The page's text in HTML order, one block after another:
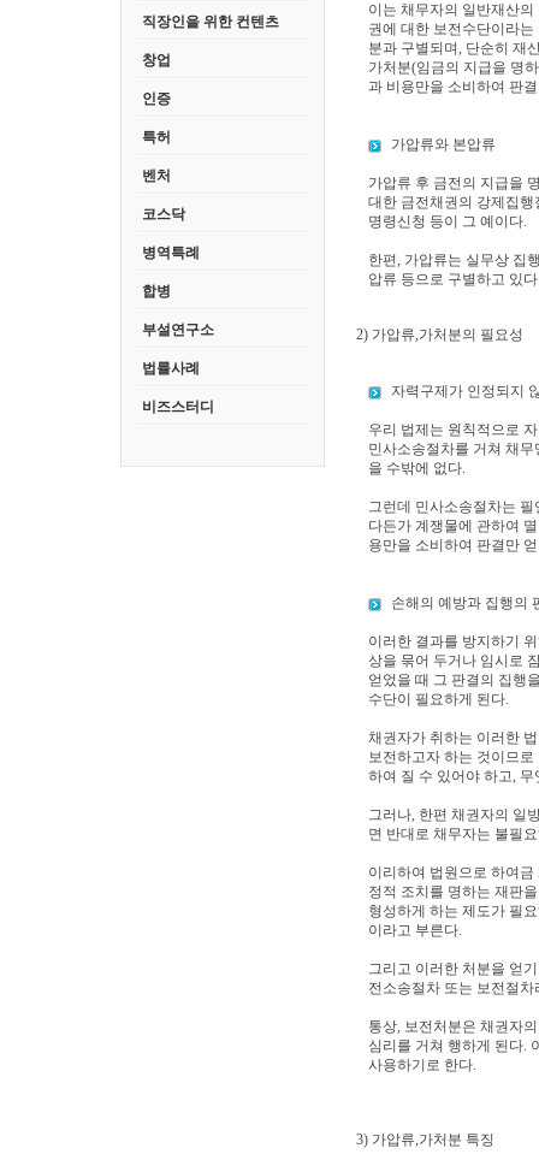
직장인을 위한 컨텐츠
창업
인증
특허
벤처
코스닥
병역특례
합병
부설연구소
법률사례
비즈스터디
이는 채무자의 일반재산
권에 대한 보전수단이라
분과 구별되며, 단순히 재
가처분(임금의 지급을 명
과 비용만을 소비하여 판
가압류와 본압류
가압류 후 금전의 지급을
대한 금전채권의 강제집
명령신청 등이 그 예이다.
한편, 가압류는 실무상 집
압류 등으로 구별하고 있
2) 가압류,가처분의 필요성
자력구제가 인정되지
우리 법제는 원칙적으로
민사소송절차를 거쳐 채
을 수밖에 없다.
그런데 민사소송절차는
다든가 계쟁물에 관하여
용만을 소비하여 판결만
손해의 예방과 집행의
이러한 결과를 방지하기
상을 묶어 두거나 임시로
얻었을 때 그 판결의 집행
수단이 필요하게 된다.
채권자가 취하는 이러한
보전하고자 하는 것이므
하여 질 수 있어야 하고,
그러나, 한편 채권자의 일
면 반대로 채무자는 불필
이리하여 법원으로 하여
정적 조치를 명하는 재판
형성하게 하는 제도가 필
이라고 부른다.
그리고 이러한 처분을 얻
전소송절차 또는 보전절차
통상, 보전처분은 채권자
심리를 거쳐 행하게 된다.
사용하기로 한다.
3) 가압류,가처분 특징